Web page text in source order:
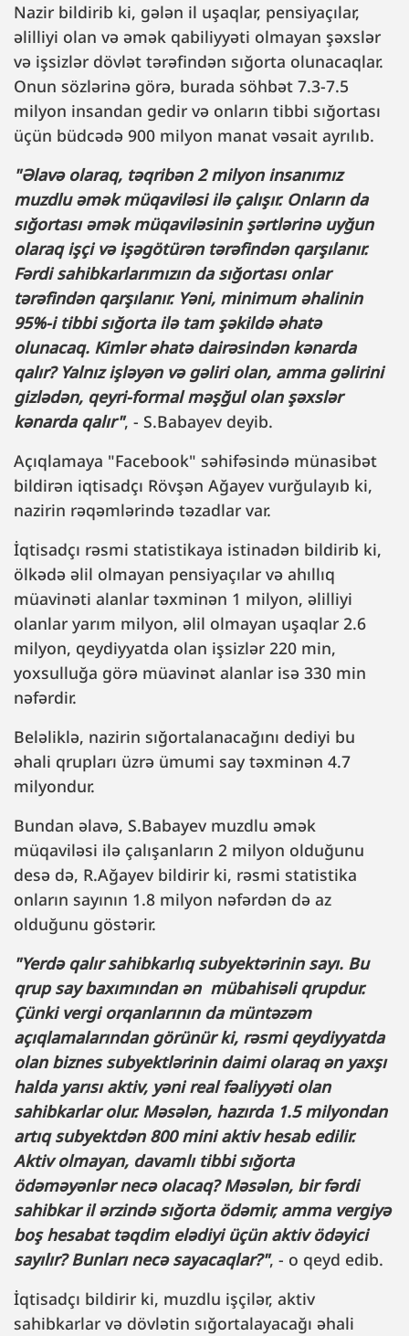
Nazir bildirib ki, gələn il uşaqlar, pensiyaçılar,
əlilliyi olan və əmək qabiliyyəti olmayan şəxslər
və işsizlər dövlət tərəfindən sığorta olunacaqlar.
Onun sözlərinə görə, burada söhbət 7.3-7.5
milyon insandan gedir və onların tibbi sığortası
üçün büdcədə 900 milyon manat vəsait ayrılıb.
"Əlavə olaraq, təqribən 2 milyon insanımız
muzdlu əmək müqaviləsi ilə çalışır. Onların da
sığortası əmək müqaviləsinin şərtlərinə uyğun
olaraq işçi və işəgötürən tərəfindən qarşılanır.
Fərdi sahibkarlarımızın da sığortası onlar
tərəfindən qarşılanır. Yəni, minimum əhalinin
95%-i tibbi sığorta ilə tam şəkildə əhatə
olunacaq. Kimlər əhatə dairəsindən kənarda
qalır? Yalnız işləyən və gəliri olan, amma gəlirini
gizlədən, qeyri-formal məşğul olan şəxslər
kənarda qalır", - S.Babayev deyib.
Açıqlamaya "Facebook" səhifəsində münasibət
bildirən iqtisadçı Rövşən Ağayev vurğulayıb ki,
nazirin rəqəmlərində təzadlar var.
İqtisadçı rəsmi statistikaya istinadən bildirib ki,
ölkədə əlil olmayan pensiyaçılar və ahıllıq
müavinəti alanlar təxminən 1 milyon, əlilliyi
olanlar yarım milyon, əlil olmayan uşaqlar 2.6
milyon, qeydiyyatda olan işsizlər 220 min,
yoxsulluğa görə müavinət alanlar isə 330 min
nəfərdir.
Beləliklə, nazirin sığortalanacağını dediyi bu
əhali qrupları üzrə ümumi say təxminən 4.7
milyondur.
Bundan əlavə, S.Babayev muzdlu əmək
müqaviləsi ilə çalışanların 2 milyon olduğunu
desə də, R.Ağayev bildirir ki, rəsmi statistika
onların sayının 1.8 milyon nəfərdən də az
olduğunu göstərir.
"Yerdə qalır sahibkarlıq subyektərinin sayı. Bu
qrup say baxımından ən mübahisəli qrupdur.
Çünki vergi orqanlarının da müntəzəm
açıqlamalarından görünür ki, rəsmi qeydiyyatda
olan biznes subyektlərinin daimi olaraq ən yaxşı
halda yarısı aktiv, yəni real fəaliyyəti olan
sahibkarlar olur. Məsələn, hazırda 1.5 milyondan
artıq subyektdən 800 mini aktiv hesab edilir.
Aktiv olmayan, davamlı tibbi sığorta
ödəməyənlər necə olacaq? Məsələn, bir fərdi
sahibkar il ərzində sığorta ödəmir, amma vergiyə
boş hesabat təqdim elədiyi üçün aktiv ödəyici
sayılır? Bunları necə sayacaqlar?", - o qeyd edib.
İqtisadçı bildirir ki, muzdlu işçilər, aktiv
sahibkarlar və dövlətin sığortalayacağı əhali